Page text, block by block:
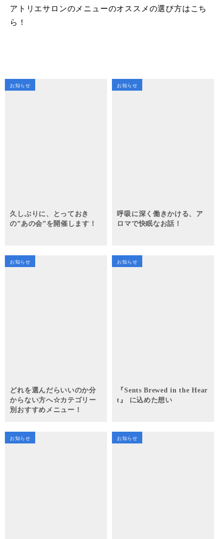
アトリエサロンのメニューのオススメの選び方はこち
ら！
お知らせ
久しぶりに、とっておき
の”あの会”を開催します！
お知らせ
呼吸に深く働きかける、ア
ロマで快眠なお話！
お知らせ
どれを選んだらいいのか分
からない方へ☆カテゴリー
別おすすめメニュー！
お知らせ
『Sents Brewed in the Hear
t』 に込めた想い
お知らせ お知らせ